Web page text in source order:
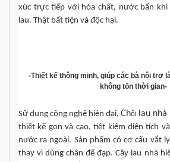
xúc trực tiếp với hóa chất, nước bẩn khi
lau. Thật bất tiện và độc hại.
-Thiết kế thông minh, giúp các bà nội trợ
không tốn thời gian-
Sử dụng công nghệ hiện đại, Chổi lau nhà
thiết kế gọn và cao, tiết kiệm diện tích
nước ra ngoài. Sản phẩm có cơ cấu vắt
thay vì dùng chân để đạp. Cây lau nhà